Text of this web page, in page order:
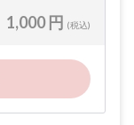
1,000 円 (税込)